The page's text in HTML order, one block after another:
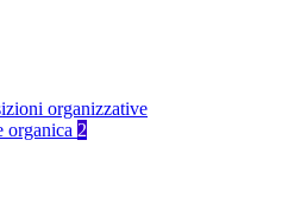
organizzative
organica 2